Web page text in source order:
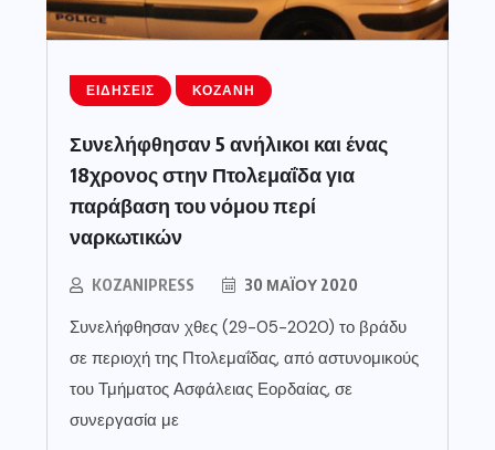
ΕΙΔΉΣΕΙΣ ΚΟΖΆΝΗ
Συνελήφθησαν 5 ανήλικοι και ένας
18χρονος στην Πτολεμαΐδα για
παράβαση του νόμου περί
ναρκωτικών
KOZANIPRESS 30 ΜΑΪ́ΟΥ 2020
Συνελήφθησαν χθες (29-05-2020) το βράδυ
σε περιοχή της Πτολεμαΐδας, από αστυνομικούς
του Τμήματος Ασφάλειας Εορδαίας, σε
συνεργασία με